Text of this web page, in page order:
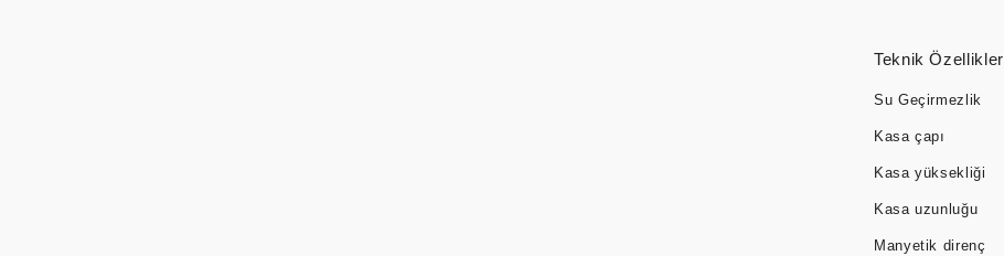
Teknik Özellikler
Su Geçirmezlik
Kasa çapı
Kasa yüksekliği
Kasa uzunluğu
Manyetik direnç